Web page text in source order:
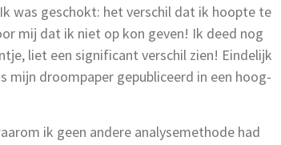
was geschokt: het verschil dat ik hoopte te
mij dat ik niet op kon geven! Ik deed nog
liet een significant verschil zien! Eindelijk
mijn droompaper gepubliceerd in een hoog-
ik geen andere analysemethode had